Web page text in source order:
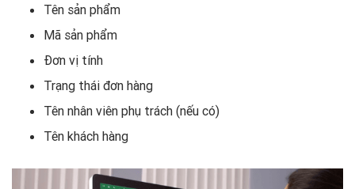
Tên sản phẩm
Mã sản phẩm
Đơn vị tính
Trạng thái đơn hàng
Tên nhân viên phụ trách (nếu có)
Tên khách hàng